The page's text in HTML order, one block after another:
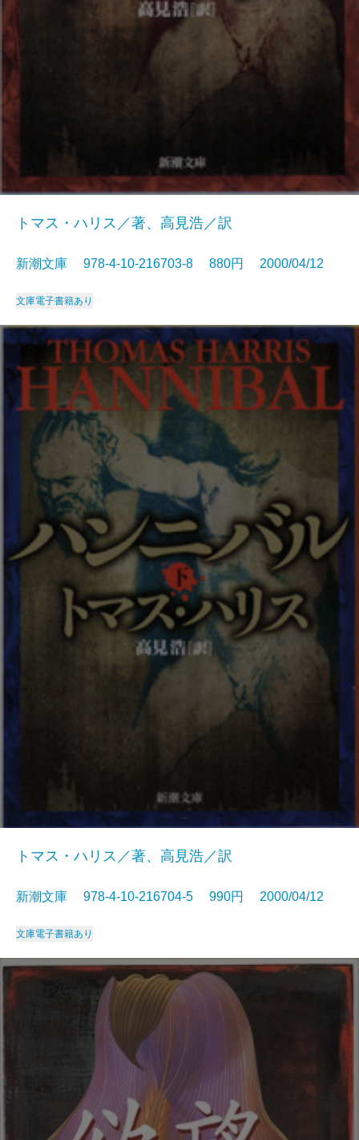
トマス・ハリス／著、高見浩／訳
新潮文庫 978-4-10-216703-8 880円 2000/04/12
文庫電子書籍あり
トマス・ハリス／著、高見浩／訳
新潮文庫 978-4-10-216704-5 990円 2000/04/12
文庫電子書籍あり